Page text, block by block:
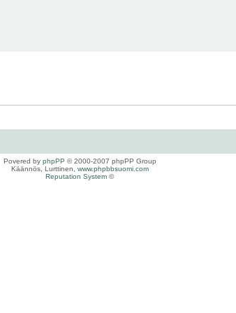
Povered by phpPP © 2000-2007 phpPP Group
Käännös, Lurttinen, www.phpbbsuomi.com
Reputation System ©